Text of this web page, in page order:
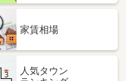
家賃相場
人気タウン